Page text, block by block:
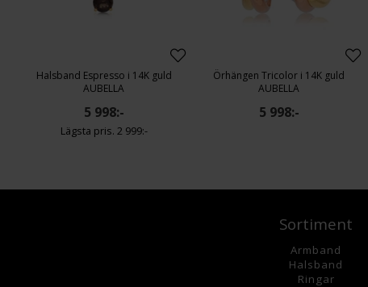
Halsband Espresso i 14K guld
AUBELLA
5 998:-
2 999:-
Örhängen Tricolor i 14K guld
AUBELLA
5 998:-
Sortiment
Armband
Halsband
Ringar